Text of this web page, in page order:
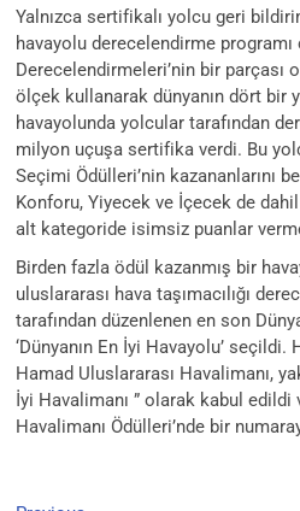
Yalnızca sertifikalı yolcu geri
havayolu derecelendirme
Derecelendirmeleri’nin bir parçası
ölçek kullanarak dünyanın dört bir
havayolunda yolcular tarafından
milyon uçuşa sertifika verdi. Bu
Seçimi Ödülleri’nin kazananlarını
Konforu, Yiyecek ve İçecek de
alt kategoride isimsiz puanlar
Birden fazla ödül kazanmış bir
uluslararası hava taşımacılığı
tarafından düzenlenen en son
‘Dünyanın En İyi Havayolu’
Hamad Uluslararası Havalimanı,
İyi Havalimanı ” olarak kabul edildi
Havalimanı Ödülleri’nde bir